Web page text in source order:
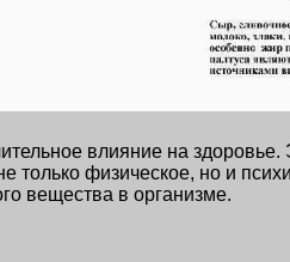
влияние на
только физическое, но и
вещества в организме.